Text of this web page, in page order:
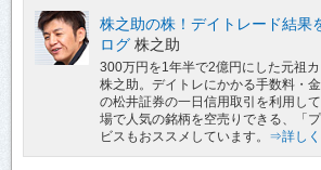
株之助の株！デイトレード結果
ログ 株之助
300万円を1年半で2億円にした元祖
株之助。デイトレにかかる手数料・
の松井証券の一日信用取引を利用し
場で人気の銘柄を空売りできる、「
ビスもおススメしています。 ⇒詳しく